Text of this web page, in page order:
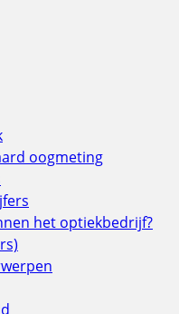
oogmeting
het optiekbedrijf?